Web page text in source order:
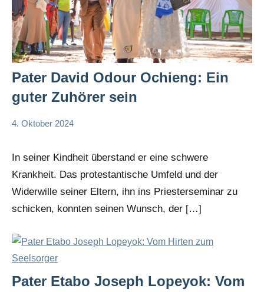
Pater David Odour Ochieng: Ein
guter Zuhörer sein
4. Oktober 2024
In seiner Kindheit überstand er eine schwere
Krankheit. Das protestantische Umfeld und der
Widerwille seiner Eltern, ihn ins Priesterseminar zu
schicken, konnten seinen Wunsch, der […]
Pater Etabo Joseph Lopeyok: Vom